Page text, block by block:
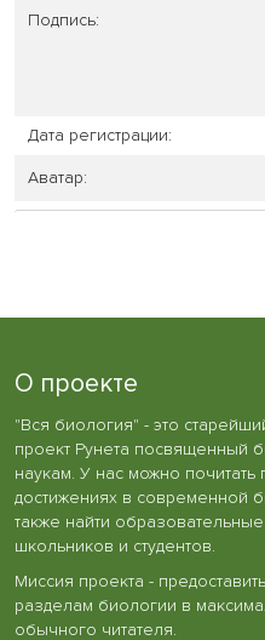
Подпись:
Дата регистрации:
Аватар:
О проекте
"Вся биология" - это
проект Рунета посвященный
наукам. У нас можно почитать
достижениях в современной
также найти
школьников и студентов.
Миссия проекта -
разделам биологии в
обычного читателя.